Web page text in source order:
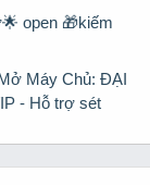
open 🎁kiếm
Máy Chủ: ĐẠI
- Hỗ trợ sét